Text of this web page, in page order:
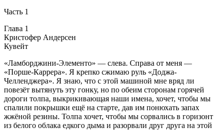
Часть 1
Глава 1
Кристофер Андерсен
Кувейт
«Ламборджини-Элементо» — слева. Справа от меня —
«Порше-Каррера». Я крепко сжимаю руль «Доджа-
Челленджера». Я знаю, что с этой машиной мне вряд ли
повезёт вытянуть эту гонку, но по обеим сторонам горячей
дороги толпа, выкрикивающая наши имена, хочет, чтобы мы
спалили покрышки ещё на старте, дав им понюхать запах
жжёной резины. Толпа хочет, чтобы мы сорвались в горизонт
из белого облака едкого дыма и разорвали друг друга на этой